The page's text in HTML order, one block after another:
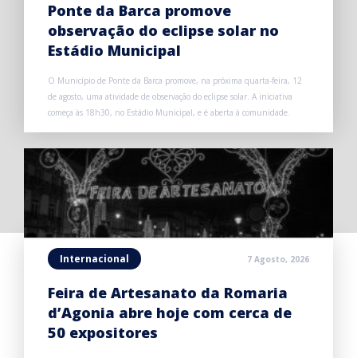
Ponte da Barca promove
observação do eclipse solar no
Estádio Municipal
O Município de Ponte da Barca promove, na próxima quarta-feira, 12
de agosto, uma atividade de observação do eclipse solar. A iniciativa
começa às 18h30, no Estádio Municipal, e é aberta à comunidade.
Internacional 7 Agosto, 2026
Feira de Artesanato da Romaria
d’Agonia abre hoje com cerca de
50 expositores